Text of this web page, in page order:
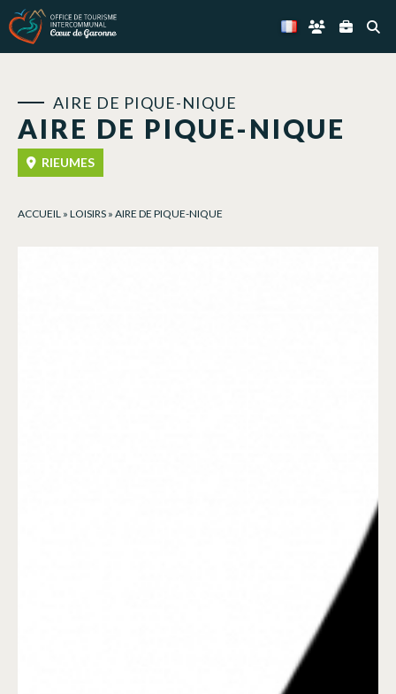
AIRE DE PIQUE-NIQUE
AIRE DE PIQUE-NIQUE
RIEUMES
ACCUEIL » LOISIRS » AIRE DE PIQUE-NIQUE
Panneau de gestion des cookies